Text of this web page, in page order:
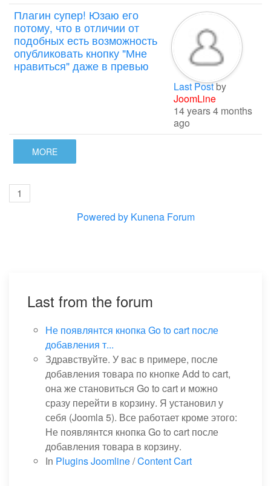
MORE
Плагин супер! Юзаю его
потому, что в отличии от
подобных есть возможность
опубликовать кнопку "Мне
нравиться" даже в превью
Last Postby
JoomLine
14 years 4 months
ago
1
Powered by Kunena Forum
Last from the forum
Не появлянтся кнопка Go to cart после
добавления т...
Здравствуйте. У вас в примере, после
добавления товара по кнопке Add to cart,
она же становиться Go to cart и можно
сразу перейти в корзину. Я установил у
себя (Joomla 5). Все работает кроме этого:
Не появлянтся кнопка Go to cart после
добавления товара в корзину.
In Plugins Joomline/Content Cart